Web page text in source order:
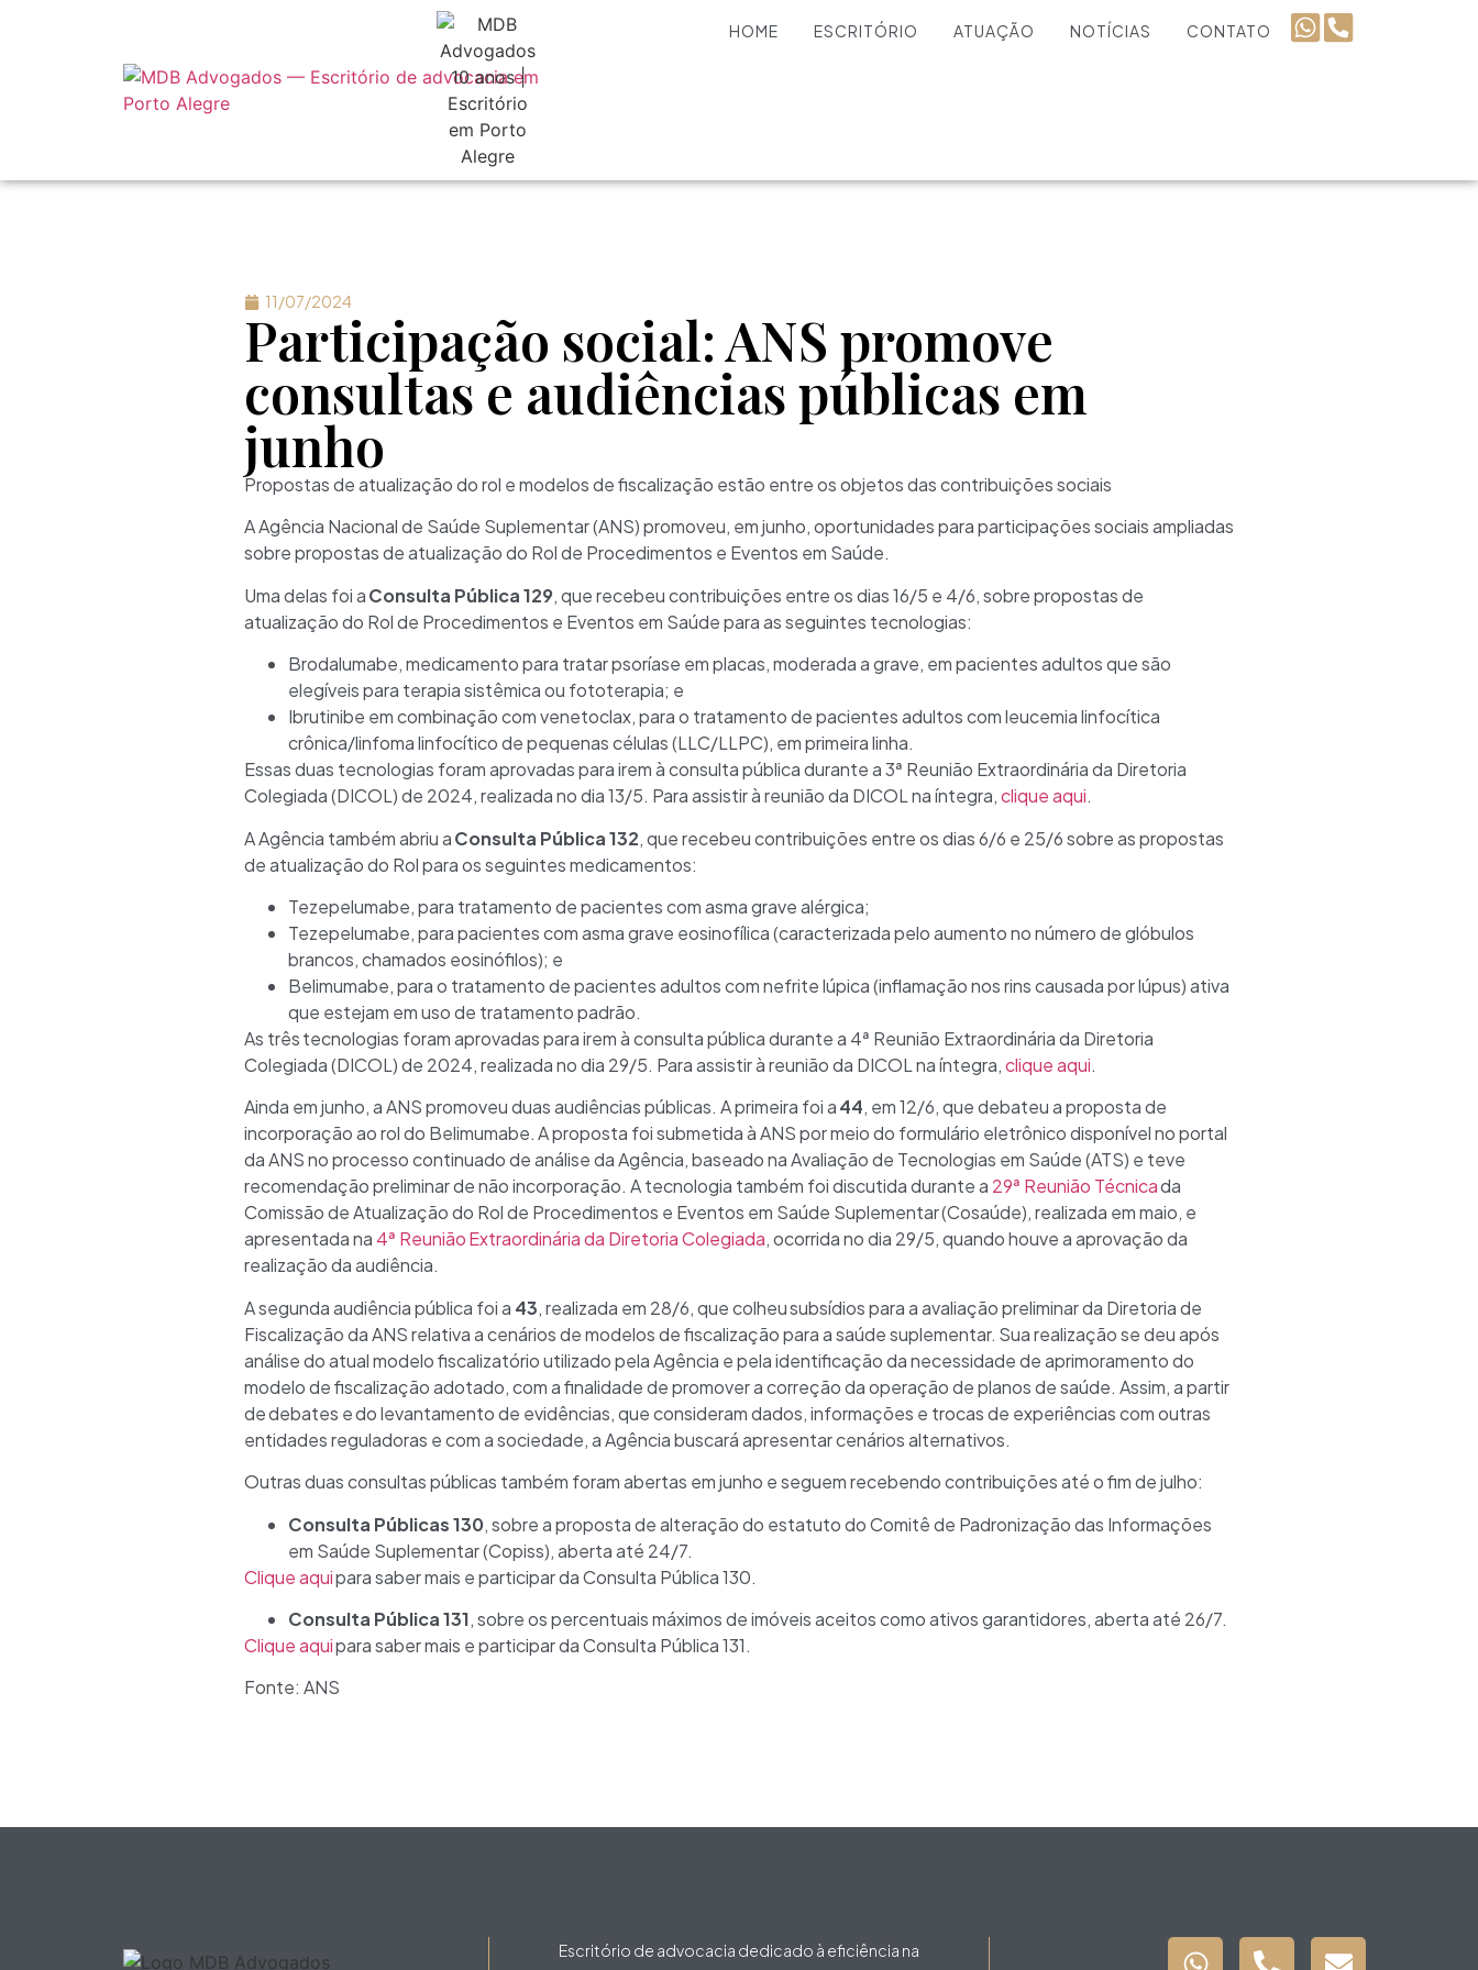
HOME ESCRITÓRIO ATUAÇÃO NOTÍCIAS CONTATO
11/07/2024
Participação social: ANS promove
consultas e audiências públicas em
junho
Propostas de atualização do rol e modelos de fiscalização estão entre os objetos das contribuições sociais
A Agência Nacional de Saúde Suplementar (ANS) promoveu, em junho, oportunidades para participações sociais ampliadas
sobre propostas de atualização do Rol de Procedimentos e Eventos em Saúde.
Uma delas foi aConsulta Pública 129, que recebeu contribuições entre os dias 16/5 e 4/6, sobre propostas de
atualização do Rol de Procedimentos e Eventos em Saúde para as seguintes tecnologias:
Brodalumabe, medicamento para tratar psoríase em placas, moderada a grave, em pacientes adultos que são
elegíveis para terapia sistêmica ou fototerapia; e
Ibrutinibe em combinação com venetoclax, para o tratamento de pacientes adultos com leucemia linfocítica
crônica/linfoma linfocítico de pequenas células (LLC/LLPC), em primeira linha.
Essas duas tecnologias foram aprovadas para irem à consulta pública durante a 3ª Reunião Extraordinária da Diretoria
Colegiada (DICOL) de 2024, realizada no dia 13/5. Para assistir à reunião da DICOL na íntegra,clique aqui.
A Agência também abriu aConsulta Pública 132, que recebeu contribuições entre os dias 6/6 e 25/6 sobre as propostas
de atualização do Rol para os seguintes medicamentos:
Tezepelumabe, para tratamento de pacientes com asma grave alérgica;
Tezepelumabe, para pacientes com asma grave eosinofílica (caracterizada pelo aumento no número de glóbulos
brancos, chamados eosinófilos); e
Belimumabe, para o tratamento de pacientes adultos com nefrite lúpica (inflamação nos rins causada por lúpus) ativa
que estejam em uso de tratamento padrão.
As três tecnologias foram aprovadas para irem à consulta pública durante a 4ª Reunião Extraordinária da Diretoria
Colegiada (DICOL) de 2024, realizada no dia 29/5. Para assistir à reunião da DICOL na íntegra,clique aqui.
Ainda em junho, a ANS promoveu duas audiências públicas. A primeira foi a44, em 12/6, que debateu a proposta de
incorporação ao rol do Belimumabe. A proposta foi submetida à ANS por meio do formulário eletrônico disponível no portal
da ANS no processo continuado de análise da Agência, baseado na Avaliação de Tecnologias em Saúde (ATS) e teve
recomendação preliminar de não incorporação. A tecnologia também foi discutida durante a 29ª Reunião Técnicada
Comissão de Atualização do Rol de Procedimentos e Eventos em Saúde Suplementar (Cosaúde), realizada em maio, e
apresentada na 4ª Reunião Extraordinária da Diretoria Colegiada, ocorrida no dia 29/5, quando houve a aprovação da
realização da audiência.
A segunda audiência pública foi a 43, realizada em 28/6, que colheu subsídios para a avaliação preliminar da Diretoria de
Fiscalização da ANS relativa a cenários de modelos de fiscalização para a saúde suplementar. Sua realização se deu após
análise do atual modelo fiscalizatório utilizado pela Agência e pela identificação da necessidade de aprimoramento do
modelo de fiscalização adotado, com a finalidade de promover a correção da operação de planos de saúde. Assim, a partir
de debates e do levantamento de evidências, que consideram dados, informações e trocas de experiências com outras
entidades reguladoras e com a sociedade, a Agência buscará apresentar cenários alternativos.
Outras duas consultas públicas também foram abertas em junho e seguem recebendo contribuições até o fim de julho:
Consulta Públicas 130, sobre a proposta de alteração do estatuto do Comitê de Padronização das Informações
em Saúde Suplementar (Copiss), aberta até 24/7.
Clique aquipara saber mais e participar da Consulta Pública 130.
Consulta Pública 131, sobre os percentuais máximos de imóveis aceitos como ativos garantidores, aberta até 26/7.
Clique aquipara saber mais e participar da Consulta Pública 131.
Fonte: ANS
Escritório de advocacia dedicado à eficiência na